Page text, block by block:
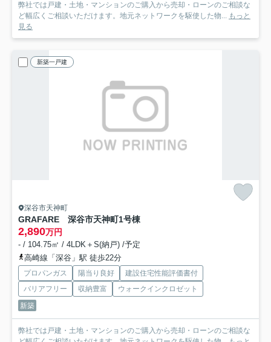
弊社では戸建・土地・マンションのご購入から売却・ローンのご相談な
ど幅広くご相談いただけます。地元ネットワークを駆使した物... もっと
見る
新築一戸建
深谷市天神町
GRAFARE 深谷市天神町1号棟
2,890万円
- / 104.75㎡ / 4LDK＋S(納戸) /予定
高崎線「深谷」駅 徒歩22分
プロパンガス 陽当り良好
建設住宅性能評価書付
バリアフリー
収納豊富
ウォークインクロゼット
新築
弊社では戸建・土地・マンションのご購入から売却・ローンのご相談な